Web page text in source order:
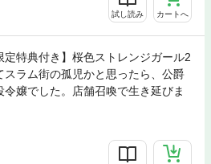
試し読み カートへ
定特典付き】桜色ストレンジガール2
スラム街の孤児かと思ったら、公爵
令嬢でした。店舗召喚で生き延びま